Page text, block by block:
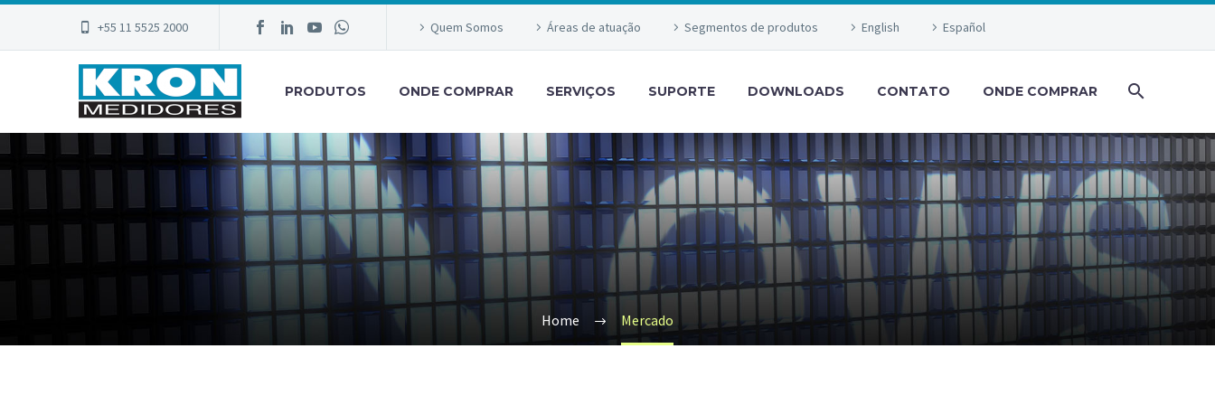
+55 11 5525 2000 Quem Somos Áreas de atuação Segmentos de produtos English Español
PRODUTOS ONDE COMPRAR SERVIÇOS SUPORTE DOWNLOADS CONTATO ONDE COMPRAR
Home Mercado